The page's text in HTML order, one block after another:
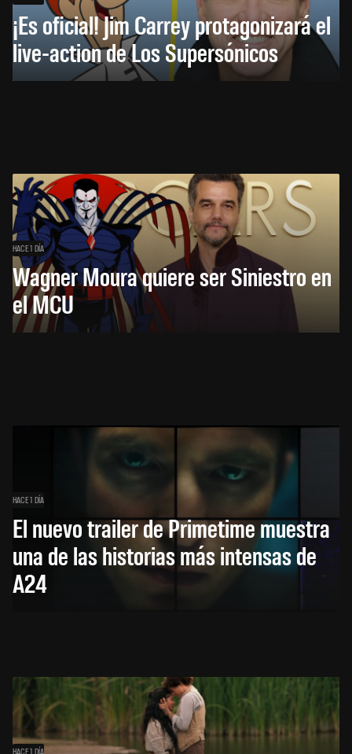
¡Es oficial! Jim Carrey protagonizará el
live-action de Los Supersónicos
HACE 1 DÍA
Wagner Moura quiere ser Siniestro en
el MCU
HACE 1 DÍA
El nuevo trailer de Primetime muestra
una de las historias más intensas de
A24
HACE 1 DÍA